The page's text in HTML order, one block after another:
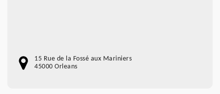
15 Rue de la Fossé aux Mariniers
45000 Orleans